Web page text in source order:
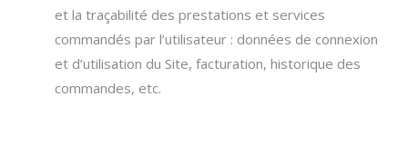
et la traçabilité des prestations et services
commandés par l’utilisateur : données de connexion
et d’utilisation du Site, facturation, historique des
commandes, etc.